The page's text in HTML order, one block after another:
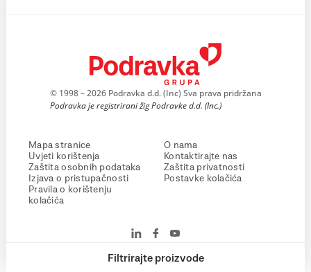
Filtrirajte proizvode
© 1998 – 2026 Podravka d.d. (Inc) Sva prava pridržana
Podravka je registrirani žig Podravke d.d. (Inc.)
Mapa stranice
Uvjeti korištenja
Zaštita osobnih podataka
Izjava o pristupačnosti
Pravila o korištenju
kolačića
O nama
Kontaktirajte nas
Zaštita privatnosti
Postavke kolačića